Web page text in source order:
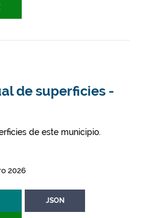
de superficies -
de este municipio.
2026
JSON